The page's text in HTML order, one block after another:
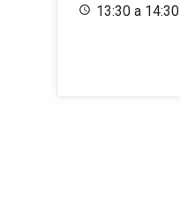
13:30 a 14:30